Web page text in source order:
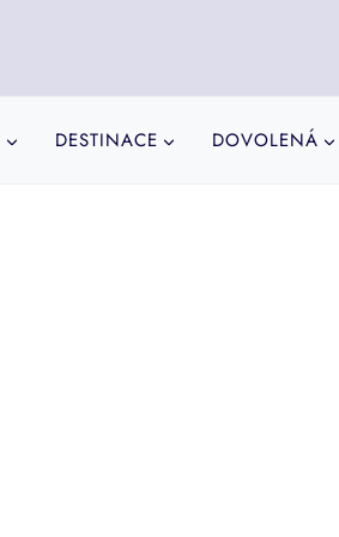
DESTINACE DOVOLENÁ